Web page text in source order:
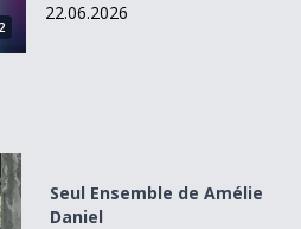
22.06.2026
Seul Ensemble de Amélie
Daniel